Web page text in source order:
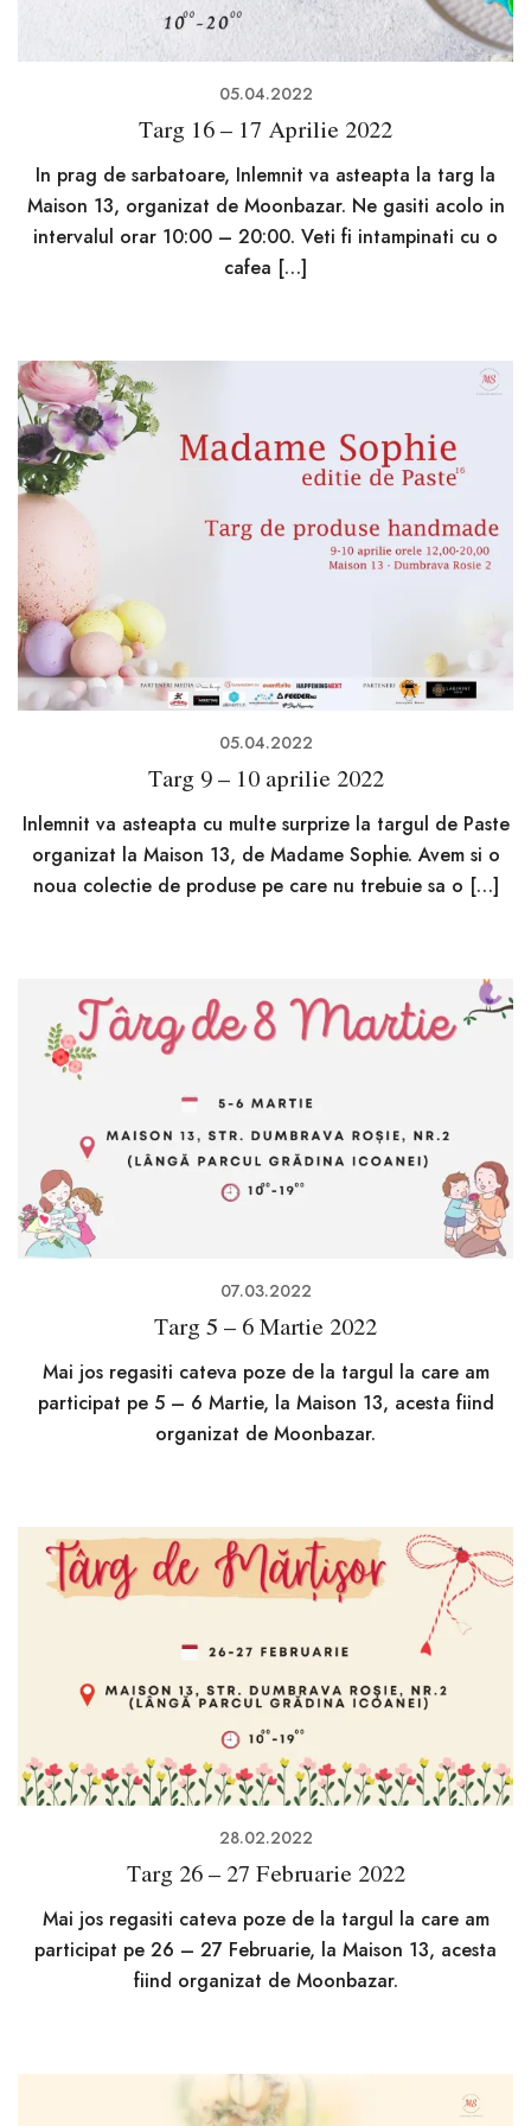
05.04.2022
Targ 16 – 17 Aprilie 2022
In prag de sarbatoare, Inlemnit va asteapta la targ la
Maison 13, organizat de Moonbazar. Ne gasiti acolo in
intervalul orar 10:00 – 20:00. Veti fi intampinati cu o
cafea […]
05.04.2022
Targ 9 – 10 aprilie 2022
Inlemnit va asteapta cu multe surprize la targul de Paste
organizat la Maison 13, de Madame Sophie. Avem si o
noua colectie de produse pe care nu trebuie sa o […]
07.03.2022
Targ 5 – 6 Martie 2022
Mai jos regasiti cateva poze de la targul la care am
participat pe 5 – 6 Martie, la Maison 13, acesta fiind
organizat de Moonbazar.
28.02.2022
Targ 26 – 27 Februarie 2022
Mai jos regasiti cateva poze de la targul la care am
participat pe 26 – 27 Februarie, la Maison 13, acesta
fiind organizat de Moonbazar.